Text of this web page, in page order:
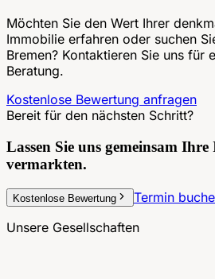
Möchten Sie den Wert Ihrer
Immobilie erfahren oder suchen
Bremen? Kontaktieren Sie uns für
Beratung.
Kostenlose Bewertung anfragen
Bereit für den nächsten Schritt?
Lassen Sie uns gemeinsam Ihre
vermarkten.
Kostenlose Bewertung
Termin
Unsere Gesellschaften